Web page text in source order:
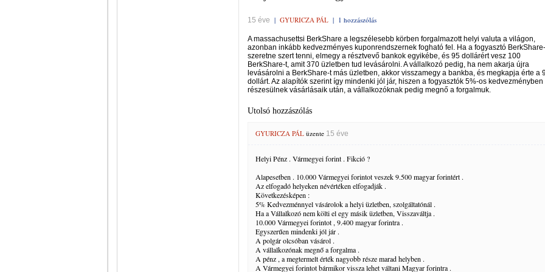
15 éve | GYURICZA PÁL | 1 hozzászólás
A massachusettsi BerkShare a legszélesebb körben forgalmazott helyi valuta a világon,
azonban inkább kedvezményes kuponrendszernek fogható fel. Ha a fogyasztó
szeretne szert tenni, elmegy a résztvevő bankok egyikébe, és 95 dollárért vesz 100
BerkShare-t, amit 370 üzletben tud levásárolni. A vállalkozó pedig, ha nem akarja újra
levásárolni a BerkShare-t más üzletben, akkor visszamegy a bankba, és megkapja érte a
dollárt. Az alapítók szerint így mindenki jól jár, hiszen a fogyasztók 5%-os kedvezményben
részesülnek vásárlásaik után, a vállalkozóknak pedig megnő a forgalmuk.
Utolsó hozzászólás
GYURICZA PÁL üzente 15 éve
Helyi Pénz . Vármegyei forint . Fikció ?
Alapesetben . 10.000 Vármegyei forintot veszek 9.500 magyar forintért .
Az elfogadó helyeken névértéken elfogadják .
Következésképen :
5% Kedvezménnyel vásárolok a helyi üzletben, szolgáltatónál .
Ha a Vállalkozó nem költi el egy másik üzletben, Visszaváltja .
10.000 Vármegyei forintot , 9.400 magyar forintra .
Egyszerűen mindenki jól jár .
A polgár olcsóban vásárol .
A vállalkozónak megnő a forgalma .
A pénz , a megtermelt érték nagyobb része marad helyben .
A Vármegyei forintot bármikor vissza lehet váltani Magyar forintra .